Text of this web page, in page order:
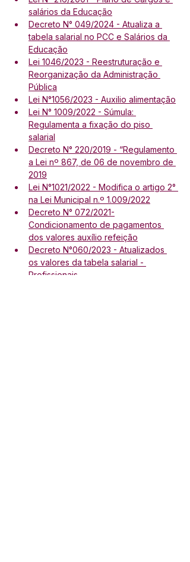
salários da Educação
Decreto N° 049/2024 - Atualiza a
tabela salarial no PCC e Salários da
Educação
Lei 1046/2023 - Reestruturação e
Reorganização da Administração
Pública
Lei N°1056/2023 - Auxilio alimentação
Lei N° 1009/2022 - Súmula:
Regulamenta a fixação do piso
salarial
Decreto N° 220/2019 - “Regulamento
a Lei nº 867, de 06 de novembro de
2019
Lei N°1021/2022 - Modifica o artigo 2°
na Lei Municipal n.º 1.009/2022
Decreto N° 072/2021-
Condicionamento de pagamentos
dos valores auxílio refeição
Decreto N°060/2023 - Atualizados
os valores da tabela salarial -
Profissionais